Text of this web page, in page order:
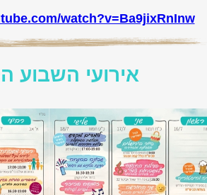
watch?v=Ba9jixRnInw
אירועי השבוע